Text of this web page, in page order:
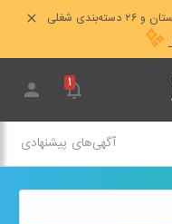
۱
آگهی‌های پیشنهادی